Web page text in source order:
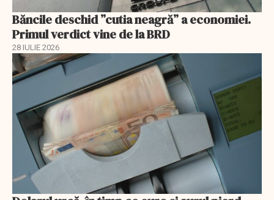
Băncile deschid ”cutia neagră” a economiei.
Primul verdict vine de la BRD
28 IULIE 2026